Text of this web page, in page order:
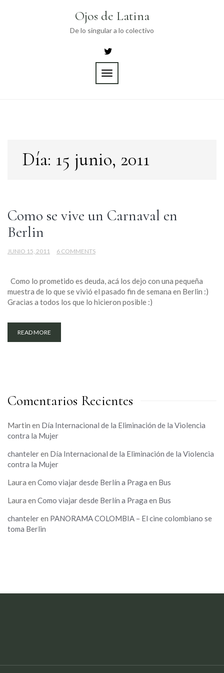
Ojos de Latina
De lo singular a lo colectivo
TOGGLE
NAVIGATION
Día: 15 junio, 2011
Como se vive un Carnaval en
Berlin
JUNIO 15, 2011 6 COMMENTS
Como lo prometido es deuda, acá los dejo con una pequeña
muestra de lo que se vivió el pasado fin de semana en Berlin :)
Gracias a todos los que lo hicieron posible :)
READ MORE
Comentarios Recientes
Martin en Día Internacional de la Eliminación de la Violencia
contra la Mujer
chanteleren Día Internacional de la Eliminación de la Violencia
contra la Mujer
Laura en Como viajar desde Berlín a Praga en Bus
Laura en Como viajar desde Berlín a Praga en Bus
chanteleren PANORAMA COLOMBIA – El cine colombiano se
toma Berlin